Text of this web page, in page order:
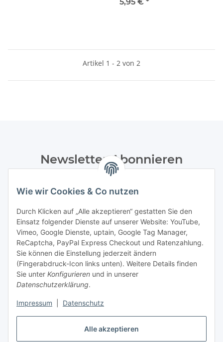
Alle akzeptieren
Wie wir Cookies & Co nutzen
Durch Klicken auf „Alle akzeptieren“ gestatten Sie den
Einsatz folgender Dienste auf unserer Website: YouTube,
Vimeo, Google Dienste, uptain, Google Tag Manager,
ReCaptcha, PayPal Express Checkout und Ratenzahlung.
Sie können die Einstellung jederzeit ändern
(Fingerabdruck-Icon links unten). Weitere Details finden
Sie unter Konfigurieren und in unserer
Datenschutzerklärung.
Impressum Datenschutz
Artikel 1 - 2 von 2
Newsletter Abonnieren
Bitte senden Sie mir entsprechend Ihrer
Datenschutzerklärungregelmäßig und jederzeit widerruflich
Abonnieren
Newsletter Abonnieren
Informationen
Gesetzliche Informationen
Bestellung widerrufen